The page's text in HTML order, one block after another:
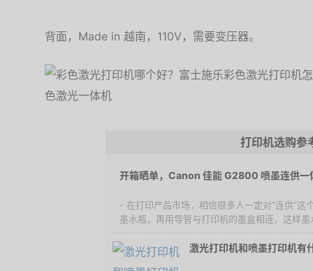
背面，Made in 越南，110V，需要变压器。
打印机选购参
开箱晒单，Canon 佳能 G2800 喷墨连供一
- 在打印产品市场，相信很多人一定对“连供”这
墨水瓶，再用导管与打印机的墨盒相连，这样
激光打印机和喷墨打印机有